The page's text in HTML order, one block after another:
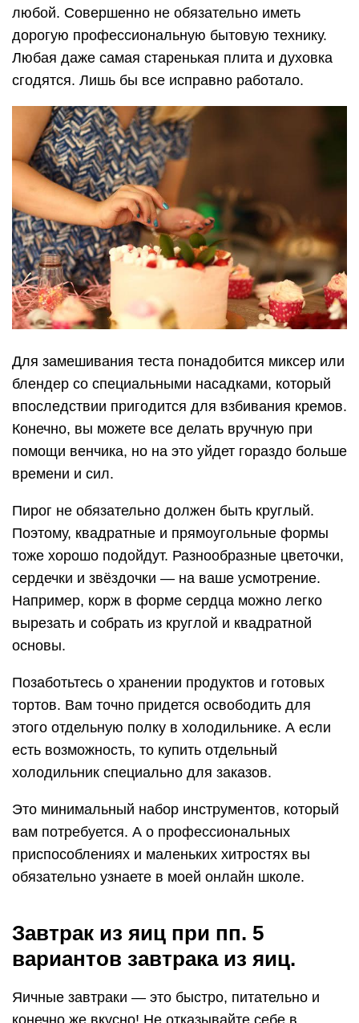
любой. Совершенно не обязательно иметь
дорогую профессиональную бытовую технику.
Любая даже самая старенькая плита и духовка
сгодятся. Лишь бы все исправно работало.
Для замешивания теста понадобится миксер или
блендер со специальными насадками, который
впоследствии пригодится для взбивания кремов.
Конечно, вы можете все делать вручную при
помощи венчика, но на это уйдет гораздо больше
времени и сил.
Пирог не обязательно должен быть круглый.
Поэтому, квадратные и прямоугольные формы
тоже хорошо подойдут. Разнообразные цветочки,
сердечки и звёздочки — на ваше усмотрение.
Например, корж в форме сердца можно легко
вырезать и собрать из круглой и квадратной
основы.
Позаботьтесь о хранении продуктов и готовых
тортов. Вам точно придется освободить для
этого отдельную полку в холодильнике. А если
есть возможность, то купить отдельный
холодильник специально для заказов.
Это минимальный набор инструментов, который
вам потребуется. А о профессиональных
приспособлениях и маленьких хитростях вы
обязательно узнаете в моей онлайн школе.
Завтрак из яиц при пп. 5
вариантов завтрака из яиц.
Яичные завтраки — это быстро, питательно и